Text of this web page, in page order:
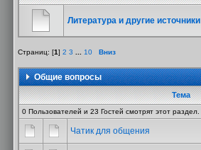
Литература и другие источники
Страниц: [1] 2 3 10 Вниз
Общие вопросы
Тема
0 Пользователей и 23 Гостей смотрят этот раздел.
Чатик для общения